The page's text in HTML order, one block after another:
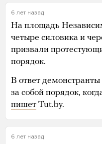
6 лет назад
На площадь
четыре силовика и
призвали
порядок.
В ответ демонстранты
за собой порядок,
пишет Tut.by.
6 лет назад